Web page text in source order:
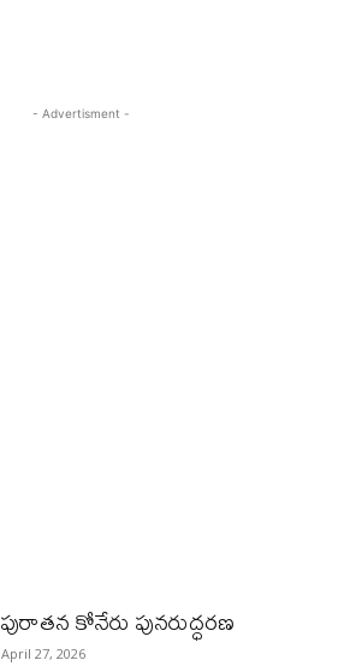
- Advertisment -
పురాత‌న కోనేరు పున‌రుద్ధ‌ర‌ణ
April 27, 2026